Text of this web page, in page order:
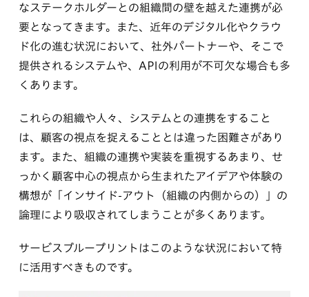
なステークホルダーとの組織間の壁を越えた連携が必
要となってきます。また、近年のデジタル化やクラウ
ド化の進む状況において、社外パートナーや、そこで
提供されるシステムや、APIの利用が不可欠な場合も多
くあります。
これらの組織や人々、システムとの連携をすること
は、顧客の視点を捉えることとは違った困難さがあり
ます。また、組織の連携や実装を重視するあまり、せ
っかく顧客中心の視点から生まれたアイデアや体験の
構想が「インサイド-アウト（組織の内側からの）」の
論理により吸収されてしまうことが多くあります。
サービスブループリントはこのような状況において特
に活用すべきものです。